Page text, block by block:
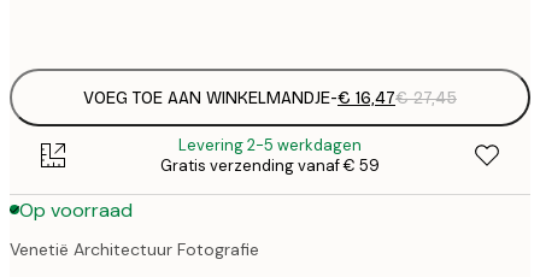
VOEG TOE AAN WINKELMANDJE-€ 16,47€ 27,45
Levering 2-5 werkdagen
Gratis verzending vanaf € 59
Op voorraad
Venetië Architectuur Fotografie